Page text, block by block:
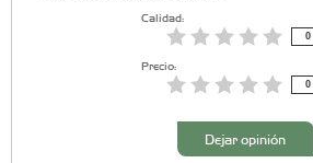
Calidad:
0
Precio:
0
Dejar opinión